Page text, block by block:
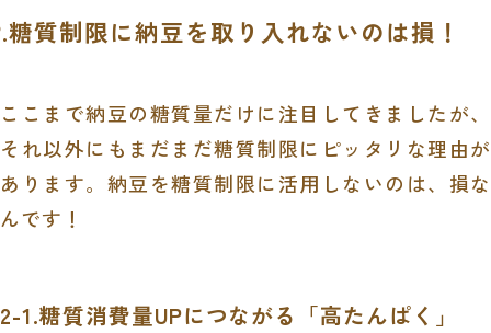
糖質制限に納豆を取り入れないのは損！
ここまで納豆の糖質量だけに注目してきましたが、
それ以外にもまだまだ糖質制限にピッタリな理由が
あります。納豆を糖質制限に活用しないのは、損な
んです！
2-1.糖質消費量UPにつながる「高たんぱく」